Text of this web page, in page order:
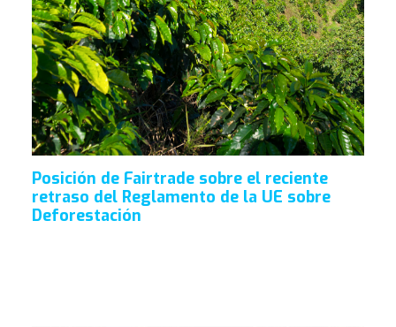
Posición de Fairtrade sobre el reciente
retraso del Reglamento de la UE sobre
Deforestación